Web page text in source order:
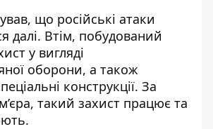
що російські атаки
далі. Втім, побудований
у вигляді
оборони, а також
конструкції. За
такий захист працює та